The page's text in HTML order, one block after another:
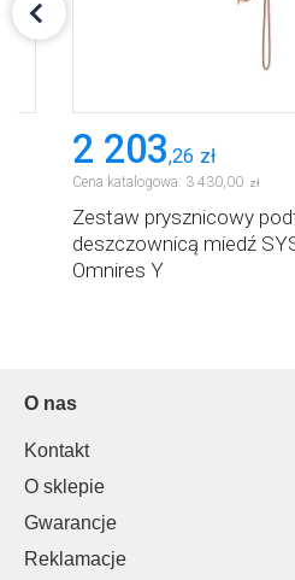
2 203,26 zł
Cena katalogowa: 3 430 00 zł
Zestaw prysznicowy
deszczownicą miedź
Omnires Y
O nas
Kontakt
O sklepie
Gwarancje
Reklamacje